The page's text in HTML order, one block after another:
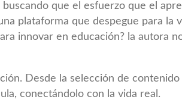
que el esfuerzo que el
plataforma que despegue para la
innovar en educación? la autora
Desde la selección de
conectándolo con la vida real.